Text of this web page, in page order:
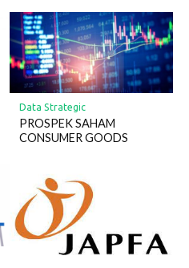
Data Strategic
PROSPEK SAHAM
CONSUMER GOODS